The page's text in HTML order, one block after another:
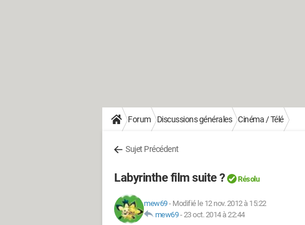
Forum Discussions générales Cinéma / Télé
Sujet Précédent
Labyrinthe film suite ? Résolu
mew69- Modifié le 12 nov. 2012 à 15:22
mew69-23 oct. 2014 à 22:44